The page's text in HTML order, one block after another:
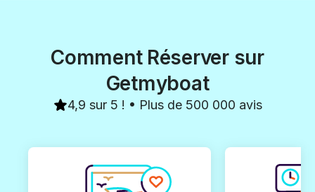
Comment Réserver sur
Getmyboat
4,9 sur 5 ! • Plus de 500 000 avis